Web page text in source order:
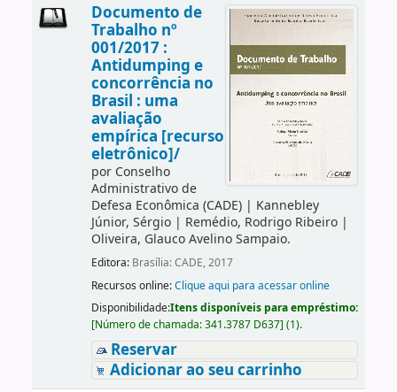
Documento de
Trabalho nº
001/2017 :
Antidumping e
concorrência no
Brasil : uma
avaliação
empírica [recurso
eletrônico]/
por Conselho
Administrativo de
Defesa Econômica (CADE)| Kannebley
Júnior, Sérgio| Remédio, Rodrigo Ribeiro|
Oliveira, Glauco Avelino Sampaio.
Editora: Brasília: CADE, 2017
Recursos online:Clique aqui para acessar online
Disponibilidade:Itens disponíveis para empréstimo:
[Número de chamada:341.3787 D637] (1).
Reservar
Adicionar ao seu carrinho